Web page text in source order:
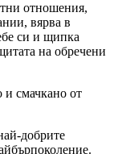
отношения,
вярва в
си и щипка
на обречени
и смачкано от
добрите